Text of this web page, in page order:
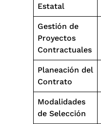
Estatal
Gestión de
Proyectos
Contractuales
Planeación del
Contrato
Modalidades
de Selección